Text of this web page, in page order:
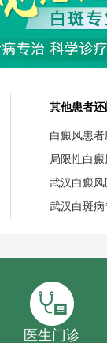
其他患者
白癜风患
局限性白
武汉白癜
武汉白斑
医生门诊